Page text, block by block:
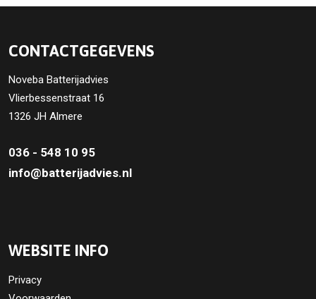
CONTACTGEGEVENS
Noveba Batterijadvies
Vlierbessenstraat 16
1326 JH Almere
036 - 548 10 95
info@batterijadvies.nl
WEBSITE INFO
Privacy